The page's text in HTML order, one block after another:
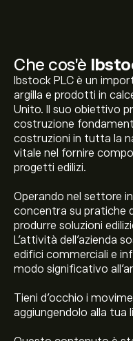
Che cos'è
Ibstock PLC è un
argilla e prodotti in
Unito. Il suo obiettivo
costruzione
costruzioni in tutta la
vitale nel fornire
progetti edilizi.
Operando nel settore
concentra su pratiche
produrre soluzioni
L'attività dell'azienda
edifici commerciali e
modo significativo
Tieni d'occhio i
aggiungendolo alla tua